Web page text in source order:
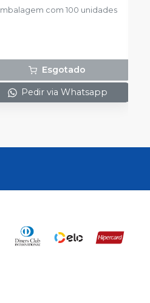
com 100 unidades
Esgotado
Pedir via Whatsapp